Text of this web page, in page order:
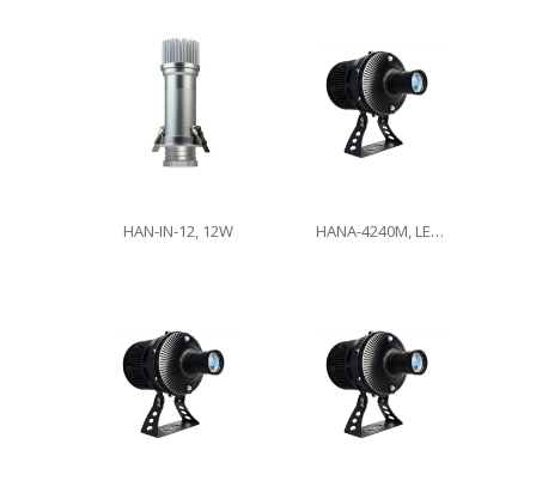
HAN-IN-12, 12W HANA-4240M, LED240W